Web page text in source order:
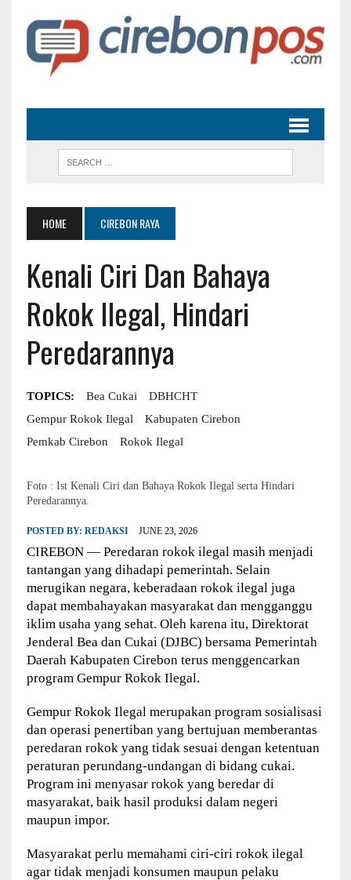
HOME CIREBON RAYA
Kenali Ciri Dan Bahaya
Rokok Ilegal, Hindari
Peredarannya
TOPICS: Bea Cukai
DBHCHT
Gempur Rokok Ilegal
Kabupaten Cirebon
Pemkab Cirebon
Rokok Ilegal
Foto : Ist Kenali Ciri dan Bahaya Rokok Ilegal serta Hindari
Peredarannya.
POSTED BY: REDAKSI JUNE 23, 2026
CIREBON — Peredaran rokok ilegal masih menjadi
tantangan yang dihadapi pemerintah. Selain
merugikan negara, keberadaan rokok ilegal juga
dapat membahayakan masyarakat dan mengganggu
iklim usaha yang sehat. Oleh karena itu, Direktorat
Jenderal Bea dan Cukai (DJBC) bersama Pemerintah
Daerah Kabupaten Cirebon terus menggencarkan
program Gempur Rokok Ilegal.
Gempur Rokok Ilegal merupakan program sosialisasi
dan operasi penertiban yang bertujuan memberantas
peredaran rokok yang tidak sesuai dengan ketentuan
peraturan perundang-undangan di bidang cukai.
Program ini menyasar rokok yang beredar di
masyarakat, baik hasil produksi dalam negeri
maupun impor.
Masyarakat perlu memahami ciri-ciri rokok ilegal
agar tidak menjadi konsumen maupun pelaku